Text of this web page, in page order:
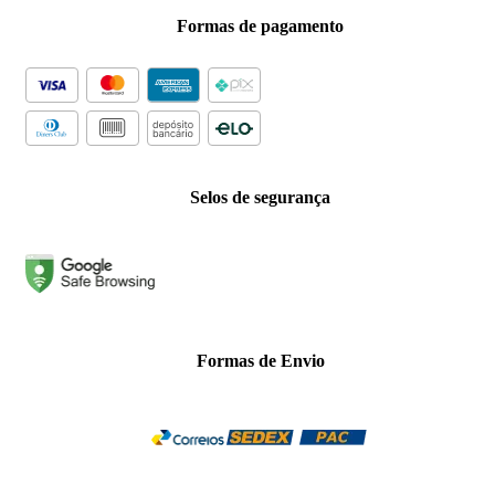
Formas de pagamento
Selos de segurança
Formas de Envio